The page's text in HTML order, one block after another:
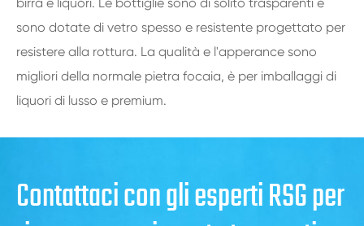
sono dotate di vetro spesso e resistente progettato per
resistere alla rottura. La qualità e l'apperance sono
migliori della normale pietra focaia, è per imballaggi di
liquori di lusso e premium.
Contattaci con gli esperti RSG per